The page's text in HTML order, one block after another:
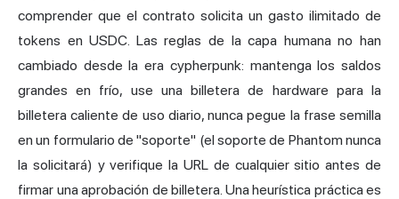
comprender que el contrato solicita un gasto ilimitado de
tokens en USDC. Las reglas de la capa humana no han
cambiado desde la era cypherpunk: mantenga los saldos
grandes en frío, use una billetera de hardware para la
billetera caliente de uso diario, nunca pegue la frase semilla
en un formulario de "soporte" (el soporte de Phantom nunca
la solicitará) y verifique la URL de cualquier sitio antes de
firmar una aprobación de billetera. Una heurística práctica es